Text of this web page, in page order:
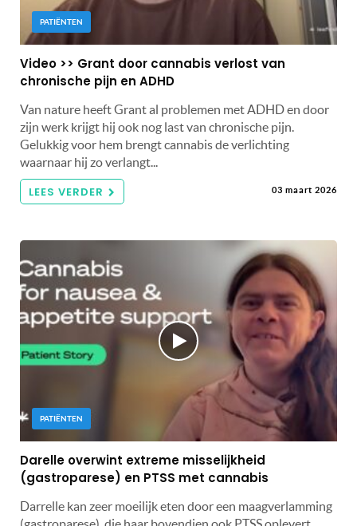
PATIËNTEN
Video >> Grant door cannabis verlost van
chronische pijn en ADHD
Van nature heeft Grant al problemen met ADHD en door
zijn werk krijgt hij ook nog last van chronische pijn.
Gelukkig voor hem brengt cannabis de verlichting
waarnaar hij zo verlangt...
LEES VERDER 03 maart 2026
PATIËNTEN
Darelle overwint extreme misselijkheid
(gastroparese) en PTSS met cannabis
Darrelle kan zeer moeilijk eten door een maagverlamming